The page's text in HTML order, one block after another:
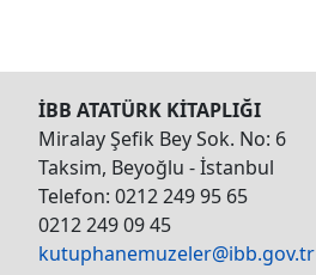
İBB ATATÜRK KİTAPLIĞI
Miralay Şefik Bey Sok. No: 6
Taksim, Beyoğlu - İstanbul
Telefon: 0212 249 95 65
0212 249 09 45
kutuphanemuzeler@ibb.gov.tr